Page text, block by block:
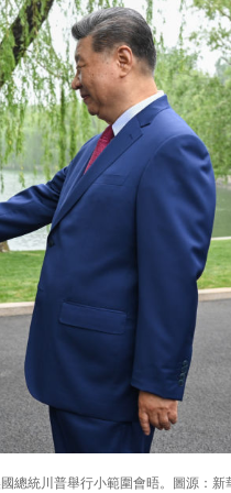
總統川普舉行小範圍會晤。圖源：新